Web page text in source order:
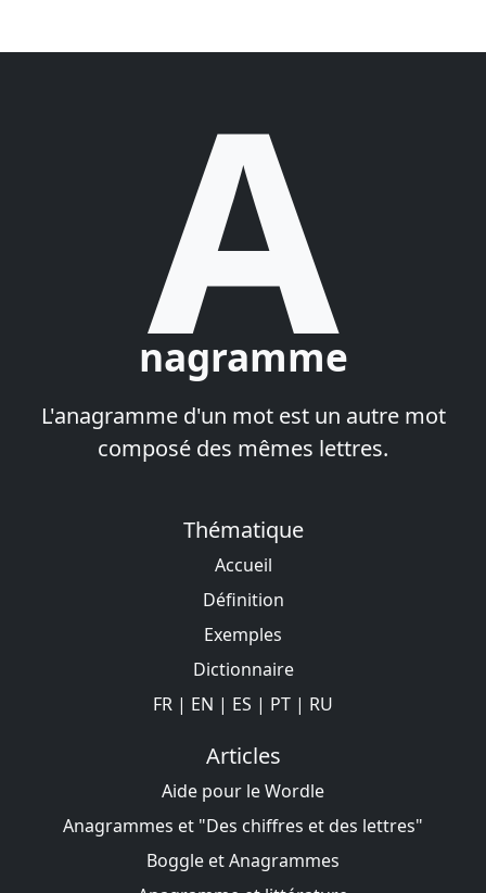
A
nagramme
L'anagramme d'un mot est un autre mot
composé des mêmes lettres.
Thématique
Accueil
Définition
Exemples
Dictionnaire
FR | EN | ES | PT | RU
Articles
Aide pour le Wordle
Anagrammes et "Des chiffres et des lettres"
Boggle et Anagrammes